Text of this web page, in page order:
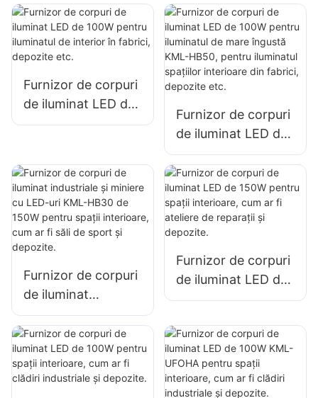
ale clădirilor și
iluminat pe șantiere
iluminatul de mare
îngustă KML-HB40,
pentru iluminatul
spațiilor interioare
din fabrici,
depozite etc.
Furnizor de corpuri
de iluminat LED de
100W pentru
interior în fabrici,
depozite etc.
Furnizor de corpuri
de iluminat LED de
100W pentru
iluminatul de mare
îngustă KML-HB50,
pentru iluminatul
spațiilor interioare
depozite etc.
Furnizor de corpuri
de iluminat
industriale și
miniere cu LED-uri
KML-HB30 de
150W pentru spații
Furnizor de corpuri
de iluminat LED de
150W pentru spații
ateliere de reparații
și depozite.